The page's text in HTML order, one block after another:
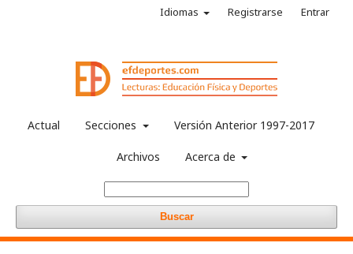
Actual Secciones Versión Anterior 1997-2017
Archivos Acerca de
Buscar
Idiomas Registrarse Entrar